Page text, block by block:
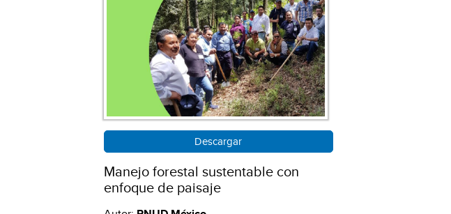
Descargar
Manejo forestal sustentable con
enfoque de paisaje